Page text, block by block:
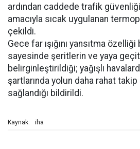
ardından caddede trafik
amacıyla sıcak uygulanan
çekildi.
Gece far ışığını yansıtma
sayesinde şeritlerin ve yaya
belirginleştirildiği; yağışlı
şartlarında yolun daha rahat
sağlandığı bildirildi.
Kaynak: iha